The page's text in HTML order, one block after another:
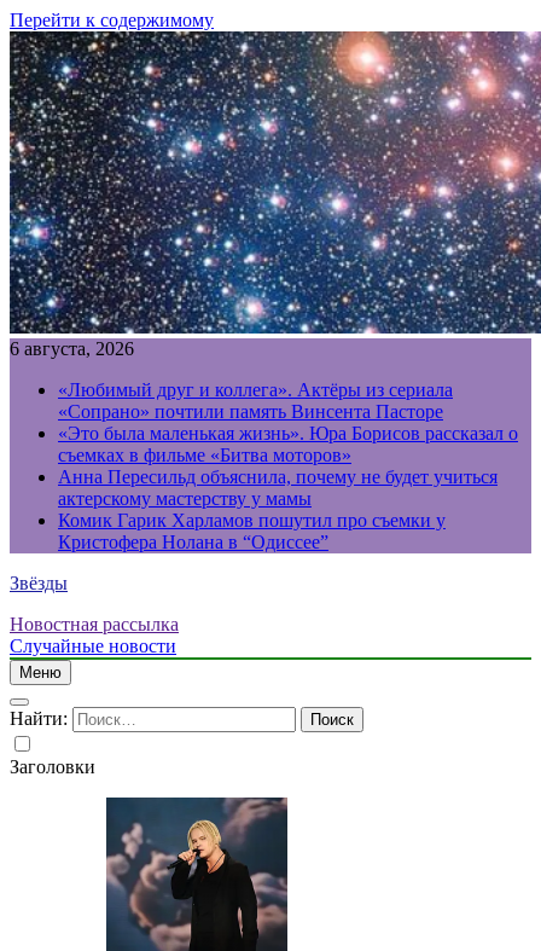
Перейти к содержимому
6 августа, 2026
«Любимый друг и коллега». Актёры из сериала
«Сопрано» почтили память Винсента Пасторе
«Это была маленькая жизнь». Юра Борисов рассказал о
съемках в фильме «Битва моторов»
Анна Пересильд объяснила, почему не будет учиться
актерскому мастерству у мамы
Комик Гарик Харламов пошутил про съемки у
Кристофера Нолана в “Одиссее”
Звёзды
Новостная рассылка
Случайные новости
Меню
Найти:
Заголовки